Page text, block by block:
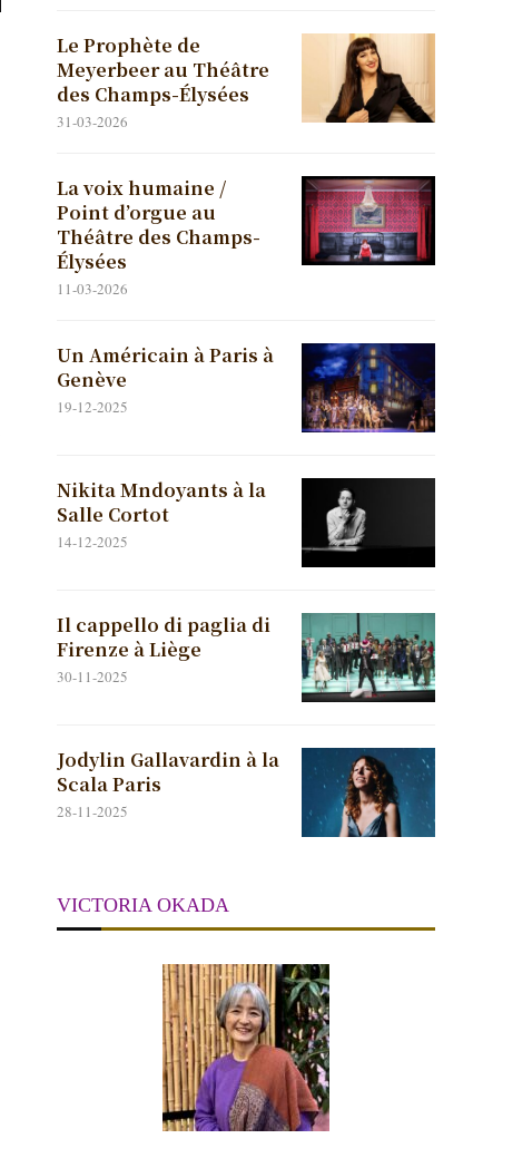
Le Prophète de
Meyerbeer au Théâtre
des Champs-Élysées
31-03-2026
La voix humaine /
Point d’orgue au
Théâtre des Champs-
Élysées
11-03-2026
Un Américain à Paris à
Genève
19-12-2025
Nikita Mndoyants à la
Salle Cortot
14-12-2025
Il cappello di paglia di
Firenze à Liège
30-11-2025
Jodylin Gallavardin à la
Scala Paris
28-11-2025
VICTORIA OKADA